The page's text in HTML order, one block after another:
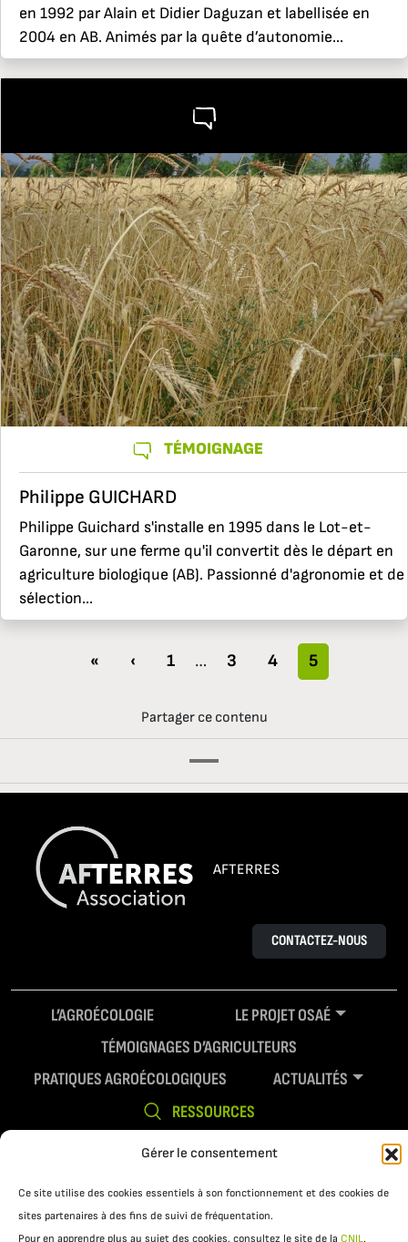
Gérer le consentement
Ce site utilise des cookies essentiels à son fonctionnement et des cookies de
sites partenaires à des fins de suivi de fréquentation.
Pour en apprendre plus au sujet des cookies, consultez le site de la CNIL.
en 1992 par Alain et Didier Daguzan et labellisée en
2004 en AB. Animés par la quête d’autonomie...
TÉMOIGNAGE
Philippe GUICHARD
Philippe Guichard s'installe en 1995 dans le Lot-et-
Garonne, sur une ferme qu'il convertit dès le départ en
agriculture biologique (AB). Passionné d'agronomie et de
sélection...
« ‹ 1 … 3 4 5
Partager ce contenu
AFTERRES
CONTACTEZ-NOUS
L’AGROÉCOLOGIE
LE PROJET OSAÉ
TÉMOIGNAGES D’AGRICULTEURS
PRATIQUES AGROÉCOLOGIQUES
ACTUALITÉS
RESSOURCES